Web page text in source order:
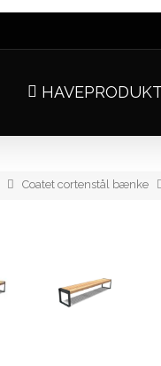
Coatet cortenstål bænke